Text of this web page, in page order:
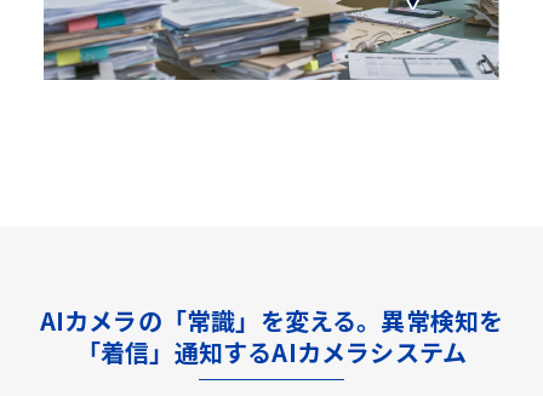
AIカメラの「常識」を変える。異常検知を
「着信」通知するAIカメラシステム